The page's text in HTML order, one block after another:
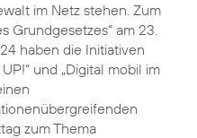
im Netz stehen. Zum
Grundgesetzes“ am 23.
haben die Initiativen
UP!“ und „Digital mobil im
zum Thema